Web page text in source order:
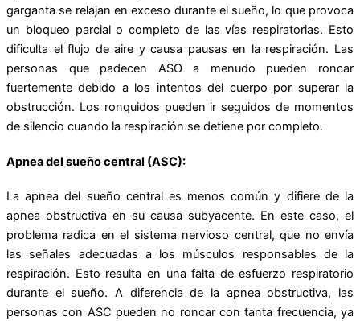
garganta se relajan en exceso durante el sueño, lo que provoca
un bloqueo parcial o completo de las vías respiratorias. Esto
dificulta el flujo de aire y causa pausas en la respiración. Las
personas que padecen ASO a menudo pueden roncar
fuertemente debido a los intentos del cuerpo por superar la
obstrucción. Los ronquidos pueden ir seguidos de momentos
de silencio cuando la respiración se detiene por completo.
Apnea del sueño central (ASC):
La apnea del sueño central es menos común y difiere de la
apnea obstructiva en su causa subyacente. En este caso, el
problema radica en el sistema nervioso central, que no envía
las señales adecuadas a los músculos responsables de la
respiración. Esto resulta en una falta de esfuerzo respiratorio
durante el sueño. A diferencia de la apnea obstructiva, las
personas con ASC pueden no roncar con tanta frecuencia, ya